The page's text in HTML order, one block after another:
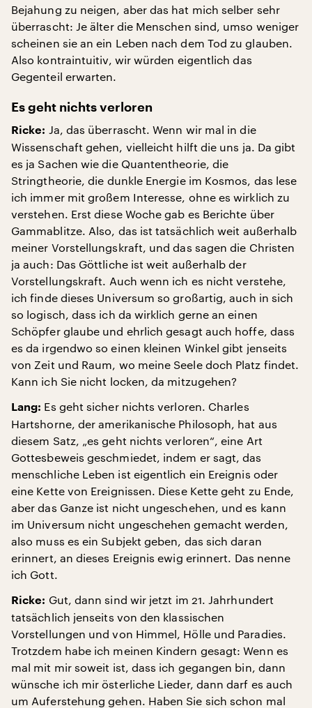
Bejahung zu neigen, aber das hat mich selber sehr
überrascht: Je älter die Menschen sind, umso weniger
scheinen sie an ein Leben nach dem Tod zu glauben.
Also kontraintuitiv, wir würden eigentlich das
Gegenteil erwarten.
Es geht nichts verloren
Ricke: Ja, das überrascht. Wenn wir mal in die
Wissenschaft gehen, vielleicht hilft die uns ja. Da gibt
es ja Sachen wie die Quantentheorie, die
Stringtheorie, die dunkle Energie im Kosmos, das lese
ich immer mit großem Interesse, ohne es wirklich zu
verstehen. Erst diese Woche gab es Berichte über
Gammablitze. Also, das ist tatsächlich weit außerhalb
meiner Vorstellungskraft, und das sagen die Christen
ja auch: Das Göttliche ist weit außerhalb der
Vorstellungskraft. Auch wenn ich es nicht verstehe,
ich finde dieses Universum so großartig, auch in sich
so logisch, dass ich da wirklich gerne an einen
Schöpfer glaube und ehrlich gesagt auch hoffe, dass
es da irgendwo so einen kleinen Winkel gibt jenseits
von Zeit und Raum, wo meine Seele doch Platz findet.
Kann ich Sie nicht locken, da mitzugehen?
Lang: Es geht sicher nichts verloren. Charles
Hartshorne, der amerikanische Philosoph, hat aus
diesem Satz, „es geht nichts verloren“, eine Art
Gottesbeweis geschmiedet, indem er sagt, das
menschliche Leben ist eigentlich ein Ereignis oder
eine Kette von Ereignissen. Diese Kette geht zu Ende,
aber das Ganze ist nicht ungeschehen, und es kann
im Universum nicht ungeschehen gemacht werden,
also muss es ein Subjekt geben, das sich daran
erinnert, an dieses Ereignis ewig erinnert. Das nenne
ich Gott.
Ricke: Gut, dann sind wir jetzt im 21. Jahrhundert
tatsächlich jenseits von den klassischen
Vorstellungen und von Himmel, Hölle und Paradies.
Trotzdem habe ich meinen Kindern gesagt: Wenn es
mal mit mir soweit ist, dass ich gegangen bin, dann
wünsche ich mir österliche Lieder, dann darf es auch
um Auferstehung gehen. Haben Sie sich schon mal